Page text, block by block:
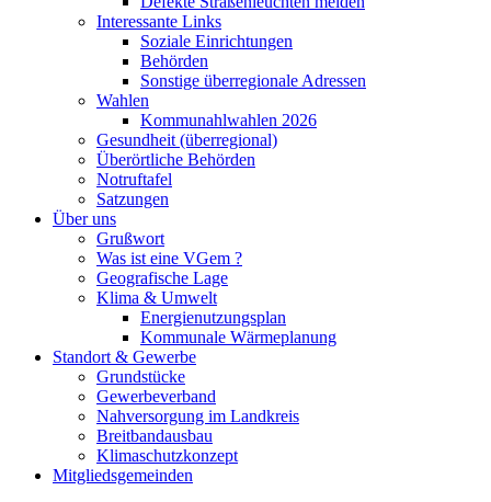
Interessante Links
Soziale Einrichtungen
Behörden
Sonstige überregionale Adressen
Wahlen
Kommunahlwahlen 2026
Gesundheit (überregional)
Überörtliche Behörden
Notruftafel
Satzungen
Über uns
Grußwort
Was ist eine VGem ?
Geografische Lage
Klima & Umwelt
Energienutzungsplan
Kommunale Wärmeplanung
Standort & Gewerbe
Grundstücke
Gewerbeverband
Nahversorgung im Landkreis
Breitbandausbau
Klimaschutzkonzept
Mitgliedsgemeinden